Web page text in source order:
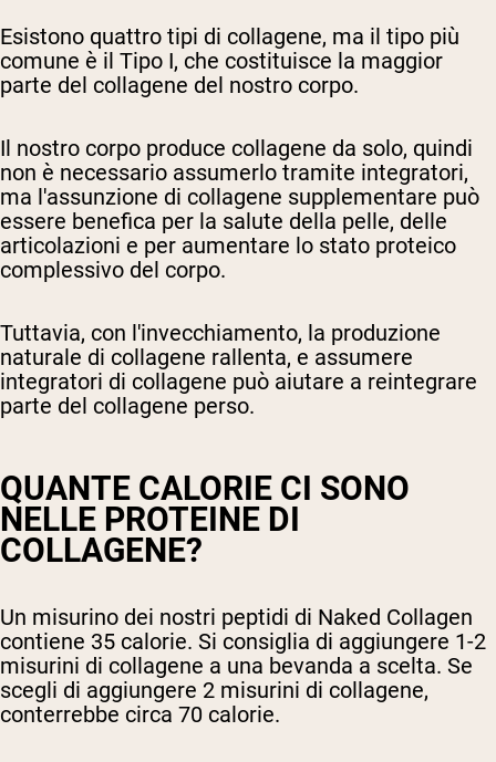
Esistono quattro tipi di collagene, ma il tipo più
comune è il Tipo I, che costituisce la maggior
parte del collagene del nostro corpo.
Il nostro corpo produce collagene da solo, quindi
non è necessario assumerlo tramite integratori,
ma l'assunzione di collagene supplementare può
essere benefica per la salute della pelle, delle
articolazioni e per aumentare lo stato proteico
complessivo del corpo.
Tuttavia, con l'invecchiamento, la produzione
naturale di collagene rallenta, e assumere
integratori di collagene può aiutare a reintegrare
parte del collagene perso.
QUANTE CALORIE CI SONO
NELLE PROTEINE DI
COLLAGENE?
Un misurino dei nostri peptidi di Naked Collagen
contiene 35 calorie. Si consiglia di aggiungere 1-2
misurini di collagene a una bevanda a scelta. Se
scegli di aggiungere 2 misurini di collagene,
conterrebbe circa 70 calorie.